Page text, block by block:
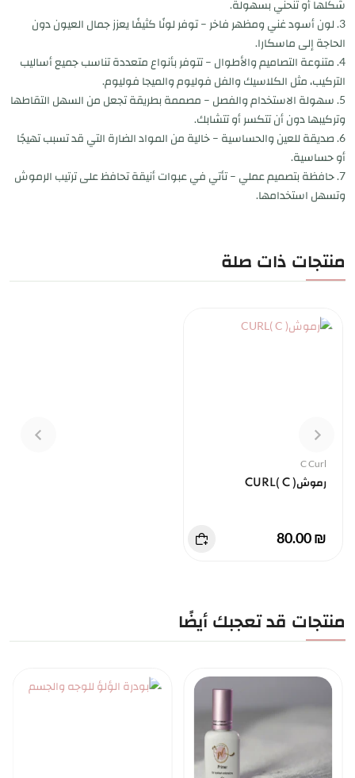
شكلها أو تنحني بسهولة.
3. لون أسود غني ومظهر فاخر – توفر لونًا كثيفًا يعزز جمال العيون دون
الحاجة إلى ماسكارا.
4. متنوعة التصاميم والأطوال – تتوفر بأنواع متعددة تناسب جميع أساليب
التركيب، مثل الكلاسيك والفل فوليوم والميجا فوليوم.
5. سهولة الاستخدام والفصل – مصممة بطريقة تجعل من السهل التقاطها
وتركيبها دون أن تتكسر أو تتشابك.
6. صديقة للعين والحساسية – خالية من المواد الضارة التي قد تسبب تهيجًا
أو حساسية.
7. حافظة بتصميم عملي – تأتي في عبوات أنيقة تحافظ على ترتيب الرموش
وتسهل استخدامها.
منتجات ذات صلة
C Curl
رموش( CURL( C
₪ 80.00
منتجات قد تعجبك أيضًا